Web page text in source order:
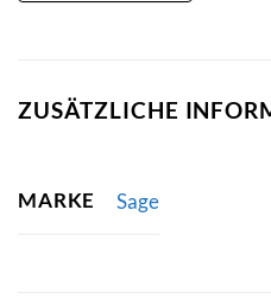
ZUSÄTZLICHE
MARKE Sage